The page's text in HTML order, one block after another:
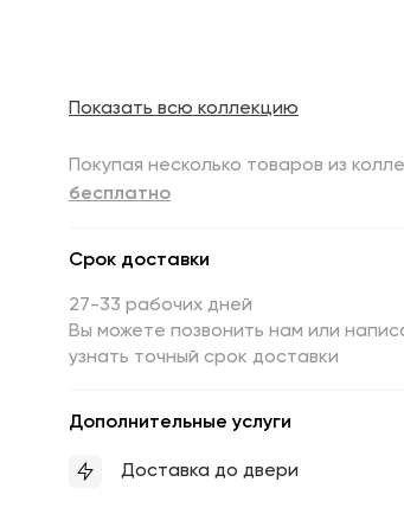
Показать всю коллекцию
Покупая несколько товаров из
бесплатно
Срок доставки
27-33 рабочих дней
Вы можете позвонить нам или
узнать точный срок доставки
Дополнительные услуги
Доставка до двери